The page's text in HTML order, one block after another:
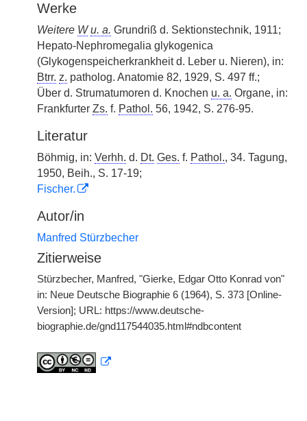
Werke
Weitere W u. a. Grundriß d. Sektionstechnik, 1911;
Hepato-Nephromegalia glykogenica
(Glykogenspeicherkrankheit d. Leber u. Nieren), in:
Btrr. z. patholog. Anatomie 82, 1929, S. 497 ff.;
Über d. Strumatumoren d. Knochen u. a. Organe, in:
Frankfurter Zs. f. Pathol. 56, 1942, S. 276-95.
Literatur
Böhmig, in: Verhh. d. Dt. Ges. f. Pathol., 34. Tagung,
1950, Beih., S. 17-19;
Fischer.
Autor/in
Manfred Stürzbecher
Zitierweise
Stürzbecher, Manfred, "Gierke, Edgar Otto Konrad von"
in: Neue Deutsche Biographie 6 (1964), S. 373 [Online-
Version]; URL: https://www.deutsche-
biographie.de/gnd117544035.html#ndbcontent